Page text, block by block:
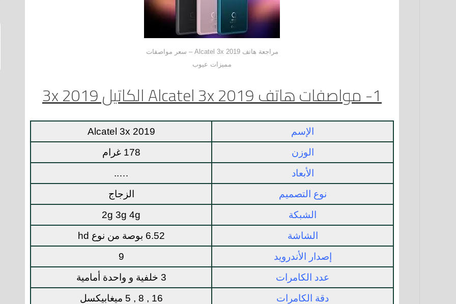
مراجعة هاتف Alcatel 3x 2019 – سعر مواصفات
مميزات عيوب
1- مواصفات هاتف Alcatel 3x 2019 الكاتيل 3x 2019
الإسم
Alcatel 3x 2019
الوزن
178 غرام
الأبعاد
…..
نوع التصميم
الزجاج
الشبكة
2g 3g 4g
الشاشة
6.52 بوصة من نوع hd
إصدار الأندرويد
9
عدد الكامرات
3 خلفية و واحدة أمامية
دقة الكامرات
16 , 8 , 5 ميغابيكسل